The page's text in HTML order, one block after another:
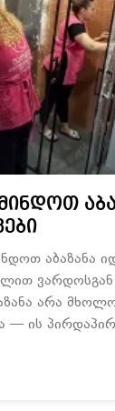
აბაზანა
არა
— ის